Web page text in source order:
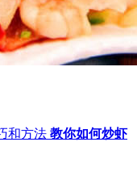
教你如何炒虾